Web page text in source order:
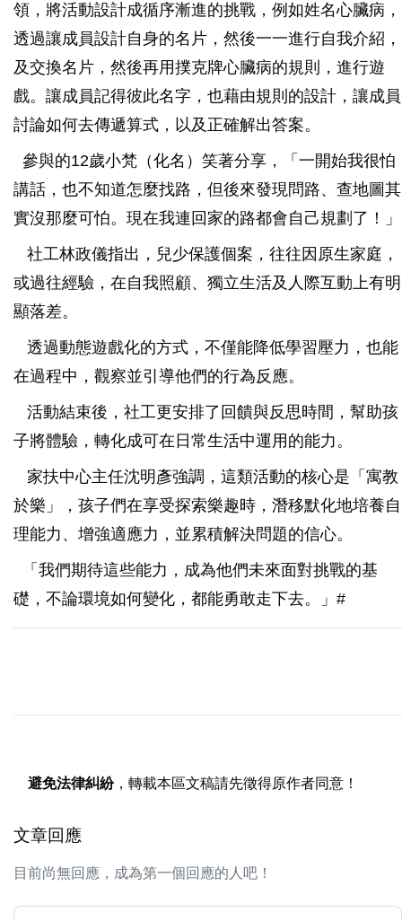
領，將活動設計成循序漸進的挑戰，例如姓名心臟病，
透過讓成員設計自身的名片，然後一一進行自我介紹，
及交換名片，然後再用撲克牌心臟病的規則，進行遊
戲。讓成員記得彼此名字，也藉由規則的設計，讓成員
討論如何去傳遞算式，以及正確解出答案。
參與的12歲小梵（化名）笑著分享，「一開始我很怕
講話，也不知道怎麼找路，但後來發現問路、查地圖其
實沒那麼可怕。現在我連回家的路都會自己規劃了！」
社工林政儀指出，兒少保護個案，往往因原生家庭，
或過往經驗，在自我照顧、獨立生活及人際互動上有明
顯落差。
透過動態遊戲化的方式，不僅能降低學習壓力，也能
在過程中，觀察並引導他們的行為反應。
活動結束後，社工更安排了回饋與反思時間，幫助孩
子將體驗，轉化成可在日常生活中運用的能力。
家扶中心主任沈明彥強調，這類活動的核心是「寓教
於樂」，孩子們在享受探索樂趣時，潛移默化地培養自
理能力、增強適應力，並累積解決問題的信心。
「我們期待這些能力，成為他們未來面對挑戰的基
礎，不論環境如何變化，都能勇敢走下去。」#
避免法律糾紛，轉載本區文稿請先徵得原作者同意！
文章回應
目前尚無回應，成為第一個回應的人吧！